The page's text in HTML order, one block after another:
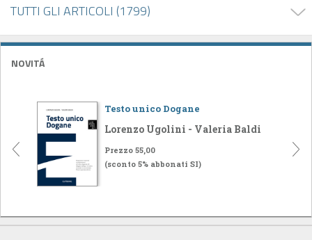
TUTTI GLI ARTICOLI (1799)
NOVITÁ
Testo unico Dogane
Lorenzo Ugolini - Valeria Baldi
Prezzo 55,00
(sconto 5% abbonati SI)